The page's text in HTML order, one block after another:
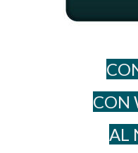
CON
AL